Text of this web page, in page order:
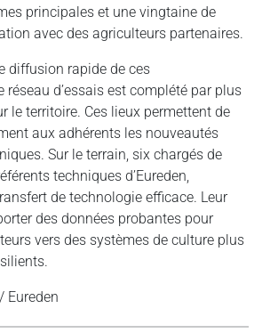
principales et une vingtaine de
avec des agriculteurs partenaires.
diffusion rapide de ces
réseau d’essais est complété par plus
le territoire. Ces lieux permettent de
aux adhérents les nouveautés
Sur le terrain, six chargés de
techniques d’Eureden,
de technologie efficace. Leur
des données probantes pour
vers des systèmes de culture plus
Eureden